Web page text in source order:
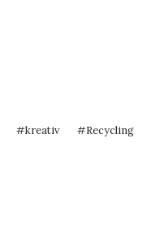
#kreativ #Recycling